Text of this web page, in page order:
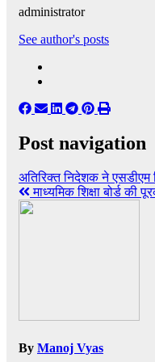
administrator
See author's posts
Post navigation
अतिरिक्त निदेशक ने एसडीएम
माध्यमिक शिक्षा बोर्ड की
By Manoj Vyas